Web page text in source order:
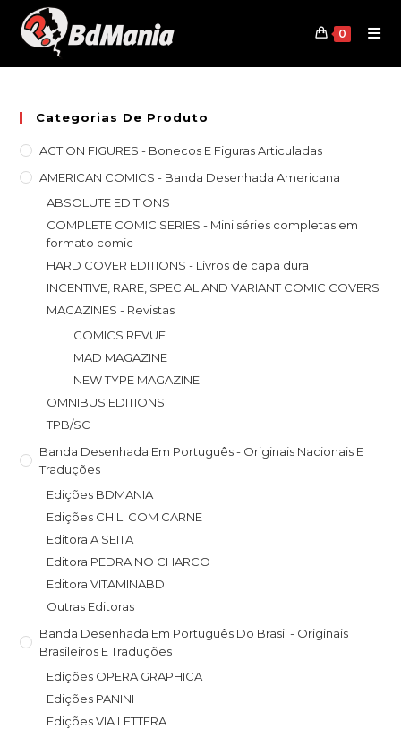
content
0
Categorias De Produto
ACTION FIGURES - Bonecos E Figuras Articuladas
AMERICAN COMICS - Banda Desenhada Americana
ABSOLUTE EDITIONS
COMPLETE COMIC SERIES - Mini séries completas em
formato comic
HARD COVER EDITIONS - Livros de capa dura
INCENTIVE, RARE, SPECIAL AND VARIANT COMIC COVERS
MAGAZINES - Revistas
COMICS REVUE
MAD MAGAZINE
NEW TYPE MAGAZINE
OMNIBUS EDITIONS
TPB/SC
Banda Desenhada Em Português - Originais Nacionais E
Traduções
Edições BDMANIA
Edições CHILI COM CARNE
Editora A SEITA
Editora PEDRA NO CHARCO
Editora VITAMINABD
Outras Editoras
Banda Desenhada Em Português Do Brasil - Originais
Brasileiros E Traduções
Edições OPERA GRAPHICA
Edições PANINI
Edições VIA LETTERA